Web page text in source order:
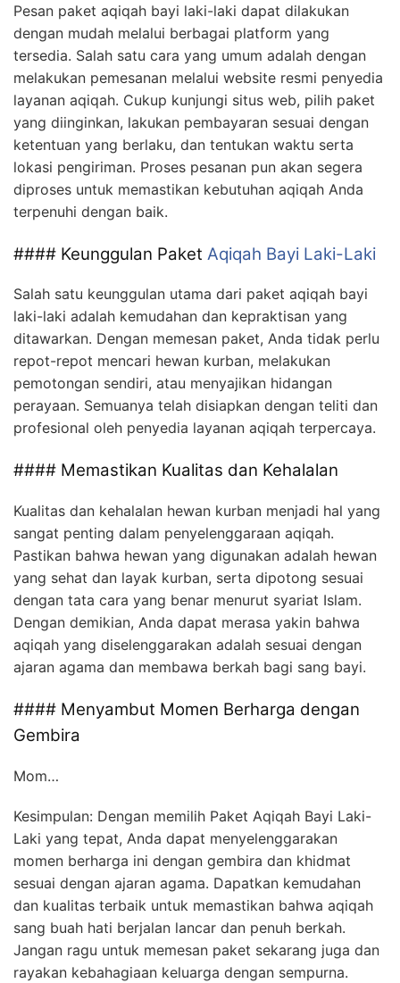
Pesan paket aqiqah bayi laki-laki dapat dilakukan
dengan mudah melalui berbagai platform yang
tersedia. Salah satu cara yang umum adalah dengan
melakukan pemesanan melalui website resmi penyedia
layanan aqiqah. Cukup kunjungi situs web, pilih paket
yang diinginkan, lakukan pembayaran sesuai dengan
ketentuan yang berlaku, dan tentukan waktu serta
lokasi pengiriman. Proses pesanan pun akan segera
diproses untuk memastikan kebutuhan aqiqah Anda
terpenuhi dengan baik.
#### Keunggulan Paket Aqiqah Bayi Laki-Laki
Salah satu keunggulan utama dari paket aqiqah bayi
laki-laki adalah kemudahan dan kepraktisan yang
ditawarkan. Dengan memesan paket, Anda tidak perlu
repot-repot mencari hewan kurban, melakukan
pemotongan sendiri, atau menyajikan hidangan
perayaan. Semuanya telah disiapkan dengan teliti dan
profesional oleh penyedia layanan aqiqah terpercaya.
#### Memastikan Kualitas dan Kehalalan
Kualitas dan kehalalan hewan kurban menjadi hal yang
sangat penting dalam penyelenggaraan aqiqah.
Pastikan bahwa hewan yang digunakan adalah hewan
yang sehat dan layak kurban, serta dipotong sesuai
dengan tata cara yang benar menurut syariat Islam.
Dengan demikian, Anda dapat merasa yakin bahwa
aqiqah yang diselenggarakan adalah sesuai dengan
ajaran agama dan membawa berkah bagi sang bayi.
#### Menyambut Momen Berharga dengan
Gembira
Mom…
Kesimpulan: Dengan memilih Paket Aqiqah Bayi Laki-
Laki yang tepat, Anda dapat menyelenggarakan
momen berharga ini dengan gembira dan khidmat
sesuai dengan ajaran agama. Dapatkan kemudahan
dan kualitas terbaik untuk memastikan bahwa aqiqah
sang buah hati berjalan lancar dan penuh berkah.
Jangan ragu untuk memesan paket sekarang juga dan
rayakan kebahagiaan keluarga dengan sempurna.